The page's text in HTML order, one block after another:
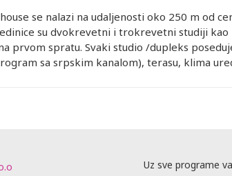
se nalazi na udaljenosti oko 250 m od
su dvokrevetni i trokrevetni studiji
prvom spratu. Svaki studio /dupleks
sa srpskim kanalom), terasu, klima
Uz sve programe